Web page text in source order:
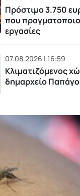
Πρόστιμο 3.750
που
εργασίες
07.08.2026 | 16:59
Κλιματιζόμενος
δημαρχείο